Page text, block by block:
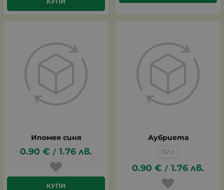
Ипомея синя
0.90 € / 1.76 лв.
КУПИ
Аубриета
0,2 г
0.90 € / 1.76 лв.